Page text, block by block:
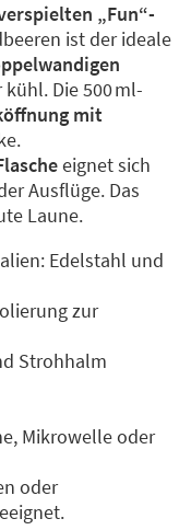
„Fun“-
ist der ideale
Die 500 ml-
mit
eignet sich
Ausflüge. Das
Laune.
Edelstahl und
zur
Strohhalm
Mikrowelle oder
oder